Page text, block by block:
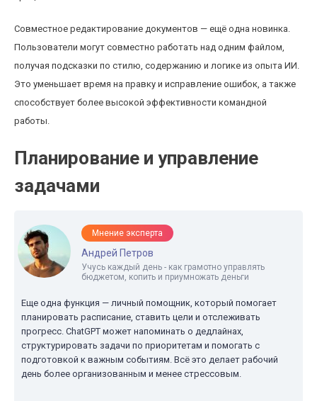
Совместное редактирование документов — ещё одна новинка.
Пользователи могут совместно работать над одним файлом,
получая подсказки по стилю, содержанию и логике из опыта ИИ.
Это уменьшает время на правку и исправление ошибок, а также
способствует более высокой эффективности командной
работы.
Планирование и управление
задачами
Мнение эксперта
Андрей Петров
Учусь каждый день - как грамотно управлять
бюджетом, копить и приумножать деньги
Еще одна функция — личный помощник, который помогает
планировать расписание, ставить цели и отслеживать
прогресс. ChatGPT может напоминать о дедлайнах,
структурировать задачи по приоритетам и помогать с
подготовкой к важным событиям. Всё это делает рабочий
день более организованным и менее стрессовым.